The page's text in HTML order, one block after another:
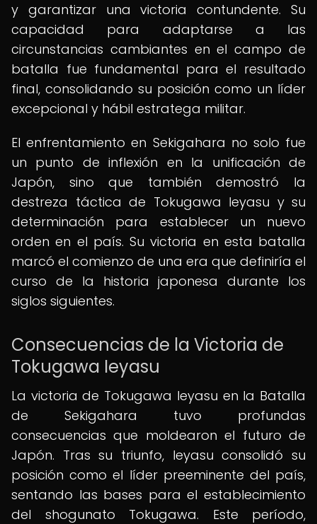
y garantizar una victoria contundente. Su
capacidad para adaptarse a las
circunstancias cambiantes en el campo de
batalla fue fundamental para el resultado
final, consolidando su posición como un líder
excepcional y hábil estratega militar.
El enfrentamiento en Sekigahara no solo fue
un punto de inflexión en la unificación de
Japón, sino que también demostró la
destreza táctica de Tokugawa Ieyasu y su
determinación para establecer un nuevo
orden en el país. Su victoria en esta batalla
marcó el comienzo de una era que definiría el
curso de la historia japonesa durante los
siglos siguientes.
Consecuencias de la Victoria de
Tokugawa Ieyasu
La victoria de Tokugawa Ieyasu en la Batalla
de Sekigahara tuvo profundas
consecuencias que moldearon el futuro de
Japón. Tras su triunfo, Ieyasu consolidó su
posición como el líder preeminente del país,
sentando las bases para el establecimiento
del shogunato Tokugawa. Este período,